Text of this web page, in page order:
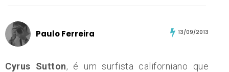
Paulo Ferreira 13/09/2013
Cyrus Sutton, é um surfista californiano que